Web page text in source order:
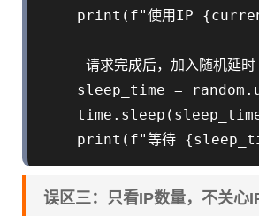
print(f"使用IP
请求完成后，加入随机延时
sleep_time =
误区三：只看IP数量，不关心